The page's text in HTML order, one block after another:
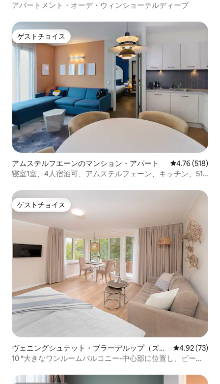
アパートメント・オーデ・ウィンショーテルディープ
ゲストチョイス
ゲストチョイス
アムステルフエーンのマンション・アパート レビュー518
4.76 (518)
寝室1室、4人宿泊可、アムステルフェーン、キッチン、51
ゲストチョイス
ゲストチョイス
ヴェニングシュテット・ブラーデルップ（ズィ
ルト）のマンション・アパート
レビュー73
4.92 (73)
10 *大きなワンルームバルコニー-中心部に位置し、ビーチ